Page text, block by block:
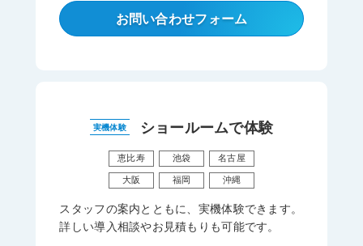
お問い合わせフォーム
実機体験 ショールームで体験
恵比寿 池袋 名古屋
大阪 福岡 沖縄
スタッフの案内とともに、実機体験できます。
詳しい導入相談やお見積もりも可能です。